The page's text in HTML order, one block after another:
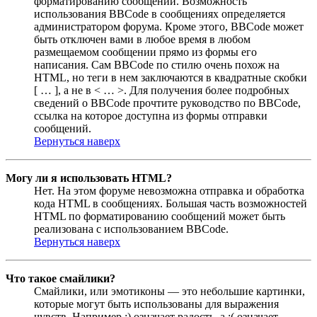
использования BBCode в сообщениях определяется
администратором форума. Кроме этого, BBCode может
быть отключен вами в любое время в любом
размещаемом сообщении прямо из формы его
написания. Сам BBCode по стилю очень похож на
HTML, но теги в нем заключаются в квадратные скобки
[ … ], а не в < … >. Для получения более подробных
сведений о BBCode прочтите руководство по BBCode,
ссылка на которое доступна из формы отправки
сообщений.
Вернуться наверх
Могу ли я использовать HTML?
Нет. На этом форуме невозможна отправка и обработка
кода HTML в сообщениях. Большая часть возможностей
HTML по форматированию сообщений может быть
реализована с использованием BBCode.
Вернуться наверх
Что такое смайлики?
Смайлики, или эмотиконы — это небольшие картинки,
которые могут быть использованы для выражения